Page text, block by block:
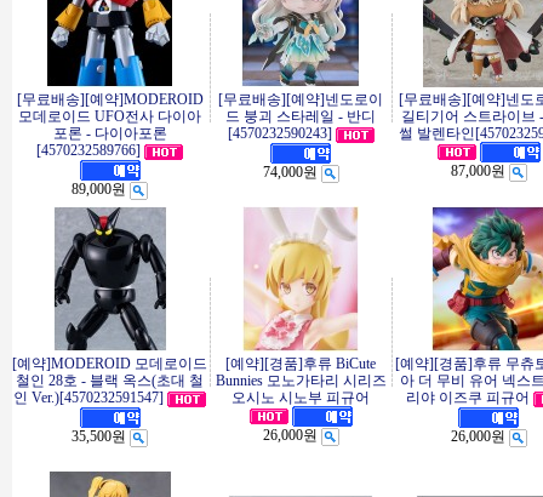
[무료배송][예약]MODEROID
모데로이드 UFO전사 다이아
포론 - 다이아포론
[4570232589766]
89,000원
[무료배송][예약]넨도로이
드 붕괴 스타레일 - 반디
[4570232590243]
74,000원
[무료배송][예약]넨도
길티기어 스트라이브
썰 발렌타인
87,000원
[예약]MODEROID 모데로이드
철인 28호 - 블랙 옥스(초대 철
인 Ver.)[4570232591547]
35,500원
[예약][경품]후류 BiCute
Bunnies 모노가타리 시리즈
오시노 시노부 피규어
26,000원
[예약][경품]후류 무츄
아 더 무비 유어 넥스
리야 이즈쿠 피규어
26,000원